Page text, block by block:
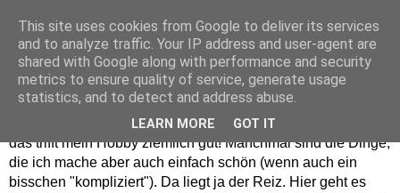
Willkommen in meinem "Wohnzimmer". Einfach und schön -
das trifft mein Hobby ziemlich gut! Manchmal sind die Dinge,
die ich mache aber auch einfach schön (wenn auch ein
bisschen "kompliziert"). Da liegt ja der Reiz. Hier geht es
This site uses cookies from Google to deliver its services
and to analyze traffic. Your IP address and user-agent are
shared with Google along with performance and security
metrics to ensure quality of service, generate usage
statistics, and to detect and address abuse.
LEARN MORE GOT IT